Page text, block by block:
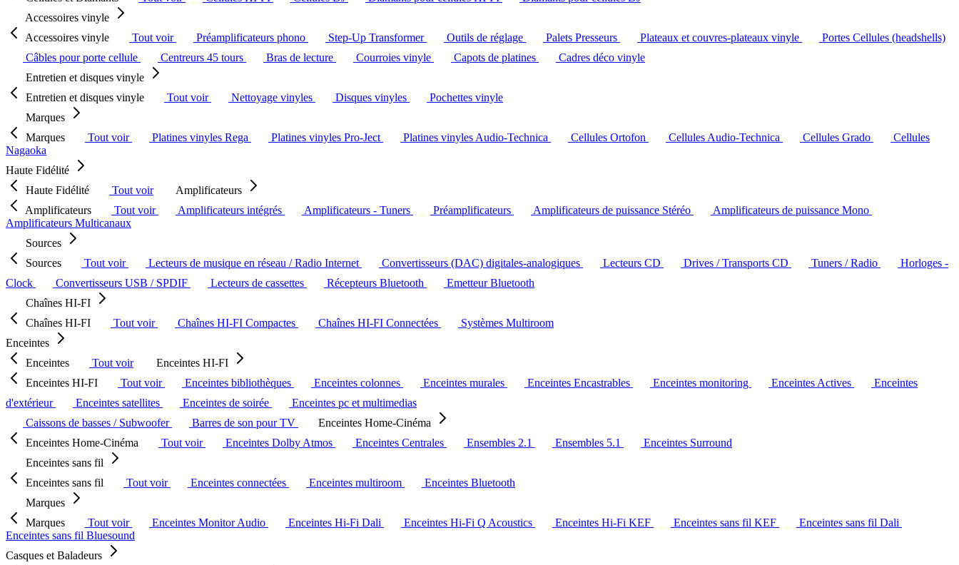
Accessoires vinyle
Accessoires vinyle
Tout voir Préamplificateurs phono Step-Up Transformer Outils de réglage Palets Presseurs Plateaux et couvres-plateaux vinyle
Portes Cellules (headshells)
Câbles pour porte cellule
Centreurs 45 tours Bras de lecture Courroies vinyle Capots de platines
Cadres déco vinyle
Entretien et disques vinyle
Entretien et disques vinyle
Tout voir Nettoyage vinyles Disques vinyles
Pochettes vinyle
Marques
Marques
Tout voir Platines vinyles Rega Platines vinyles Pro-Ject Platines vinyles Audio-Technica Cellules Ortofon Cellules Audio-Technica Cellules Grado
Cellules
Nagaoka
Haute Fidélité
Haute Fidélité
Tout voir
Amplificateurs
Amplificateurs
Tout voir Amplificateurs intégrés Amplificateurs - Tuners Préamplificateurs Amplificateurs de puissance Stéréo
Amplificateurs de puissance Mono
Amplificateurs Multicanaux
Sources
Sources
Tout voir Lecteurs de musique en réseau / Radio Internet Convertisseurs (DAC) digitales-analogiques Lecteurs CD Drives / Transports CD Tuners / Radio
Horloges -
Clock
Convertisseurs USB / SPDIF Lecteurs de cassettes Récepteurs Bluetooth
Emetteur Bluetooth
Chaînes HI-FI
Chaînes HI-FI
Tout voir Chaînes HI-FI Compactes Chaînes HI-FI Connectées
Systèmes Multiroom
Enceintes
Enceintes
Tout voir
Enceintes HI-FI
Enceintes HI-FI
Tout voir Enceintes bibliothèques Enceintes colonnes Enceintes murales Enceintes Encastrables Enceintes monitoring Enceintes Actives
Enceintes
d'extérieur
Enceintes satellites Enceintes de soirée
Enceintes pc et multimedias
Caissons de basses / Subwoofer
Barres de son pour TV
Enceintes Home-Cinéma
Enceintes Home-Cinéma
Tout voir Enceintes Dolby Atmos Enceintes Centrales Ensembles 2.1 Ensembles 5.1
Enceintes Surround
Enceintes sans fil
Enceintes sans fil
Tout voir Enceintes connectées Enceintes multiroom
Enceintes Bluetooth
Marques
Marques
Tout voir Enceintes Monitor Audio Enceintes Hi-Fi Dali Enceintes Hi-Fi Q Acoustics Enceintes Hi-Fi KEF Enceintes sans fil KEF
Enceintes sans fil Dali
Enceintes sans fil Bluesound
Casques et Baladeurs